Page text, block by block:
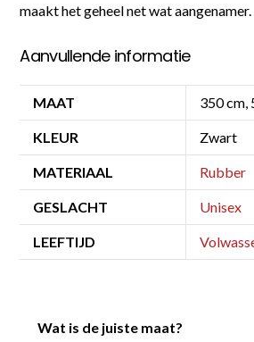
maakt het geheel net wat aangenamer.
Aanvullende informatie
MAAT 350 cm,
KLEUR Zwart
MATERIAAL Rubber
GESLACHT Unisex
LEEFTIJD
Wat is de juiste maat?